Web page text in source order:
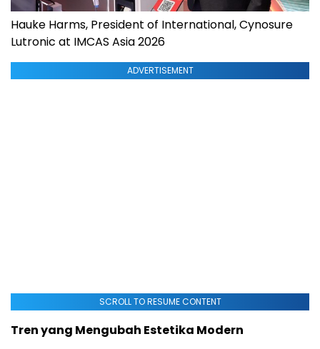
Hauke Harms, President of International, Cynosure
Lutronic at IMCAS Asia 2026
ADVERTISEMENT
SCROLL TO RESUME CONTENT
Tren yang Mengubah Estetika Modern